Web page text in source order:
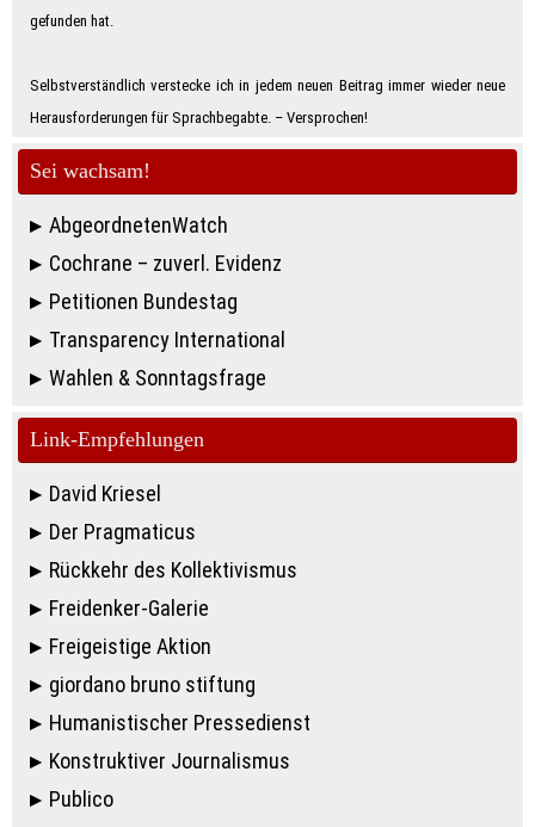
gefunden hat.
Selbstverständlich verstecke ich in jedem neuen Beitrag immer wieder neue
Herausforderungen für Sprachbegabte. – Ver­spro­chen!
Sei wachsam!
AbgeordnetenWatch
Cochrane – zuverl. Evidenz
Petitionen Bundestag
Transparency International
Wahlen & Sonntagsfrage
Link-Empfehlungen
David Kriesel
Der Pragmaticus
Rückkehr des Kollektivismus
Freidenker-Galerie
Freigeistige Aktion
giordano bruno stiftung
Humanistischer Pressedienst
Konstruktiver Journalismus
Publico